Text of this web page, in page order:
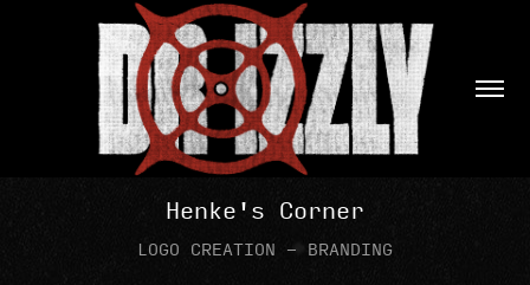
Henke's Corner
LOGO CREATION - BRANDING